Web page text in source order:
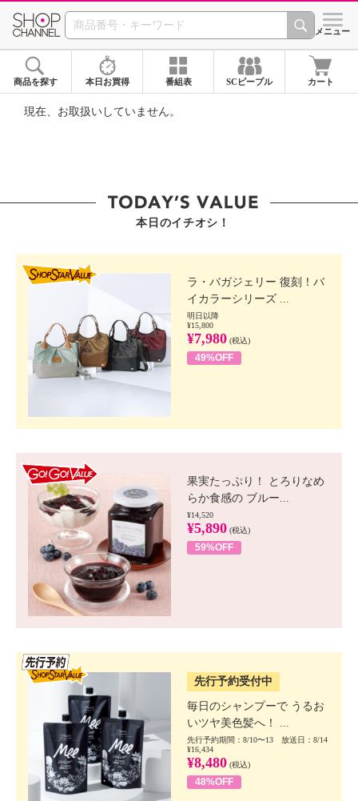
SHOP CHANNEL ショッ
メニュー
商品を探す 本日お買得 番組表 SCピープル カート
現在、お取扱いしていません。
本日のイチオシ！
ラ・バガジェリー 復刻！バ
イカラーシリーズ ...
明日以降
¥15,800
¥7,980 (税込)
49%OFF
果実たっぷり！ とろりなめ
らか食感の ブルー...
¥14,520
¥5,890 (税込)
59%OFF
先行予約受付中
毎日のシャンプーで うるお
いツヤ美色髪へ！ ...
先行予約期間：8/10〜13 放送日：8/14
¥16,434
¥8,480 (税込)
48%OFF